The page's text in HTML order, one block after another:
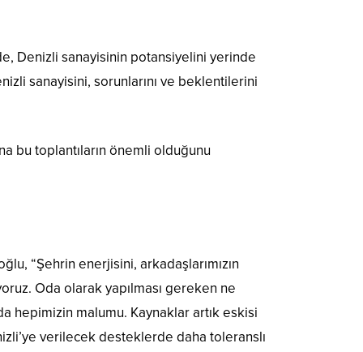
Denizli sanayisinin potansiyelini yerinde
sanayisini, sorunlarını ve beklentilerini
bu toplantıların önemli olduğunu
“Şehrin enerjisini, arkadaşlarımızın
Oda olarak yapılması gereken ne
hepimizin malumu. Kaynaklar artık eskisi
verilecek desteklerde daha toleranslı